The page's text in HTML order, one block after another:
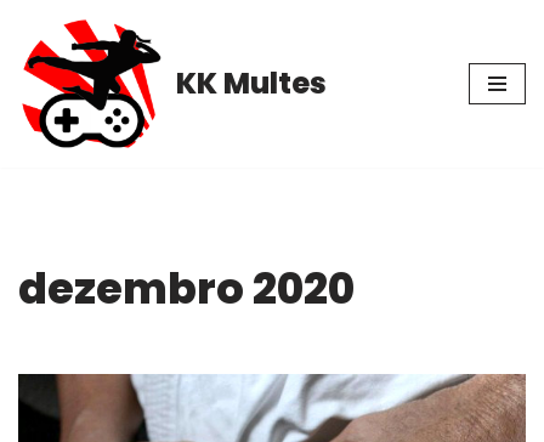
Pular
para
o
conteúdo
KK Multes
dezembro 2020